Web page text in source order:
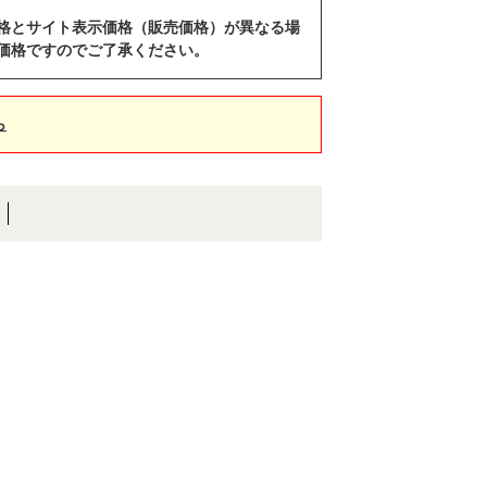
とサイト表示価格（販売価格）が異なる場
ですのでご了承ください。